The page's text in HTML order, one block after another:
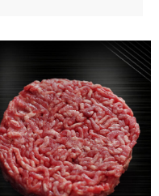
sparen auf die
LAUTET: